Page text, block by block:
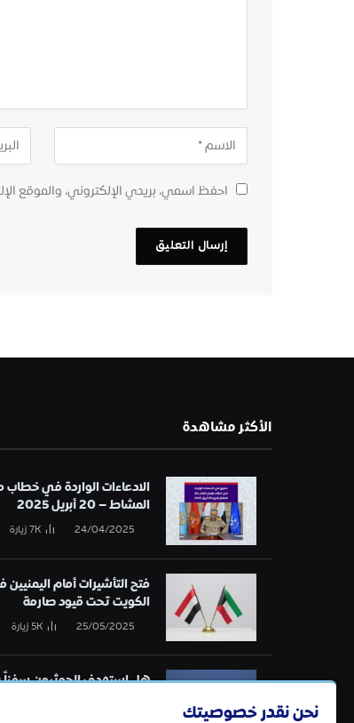
احفظ اسمي، بريدي الإلكتروني، والموقع
الأكثر مشاهدة
الادعاءات الواردة في
المشاط – 20 أبريل 2025
24/04/2025
7Kزيارة
فتح التأشيرات أمام
الكويت تحت قيود صارمة
25/05/2025
5Kزيارة
هل استهدف الحوثيون سفناً
تحقيق في قائمة الهجمات
نحن نقدر خصوصيتك